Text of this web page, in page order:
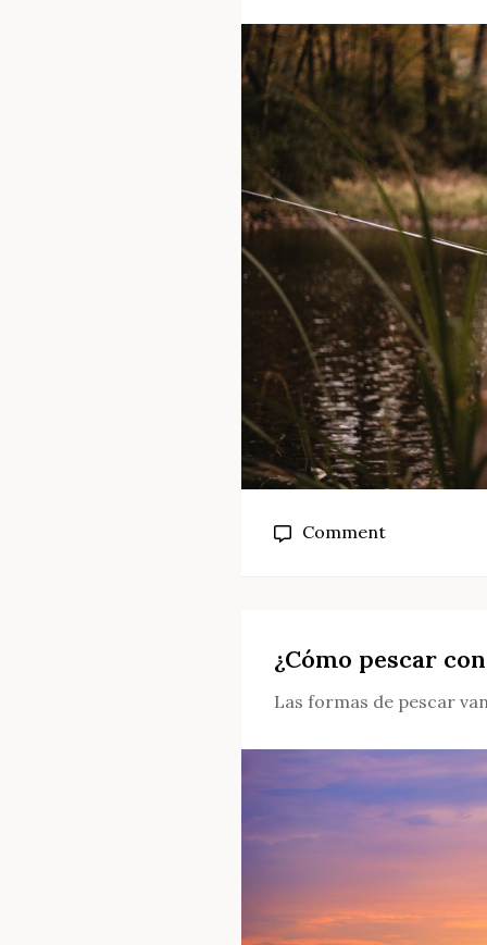
Commenton
surfcasting
el
mar?
¿Cómo pescar
Las formas de pescar